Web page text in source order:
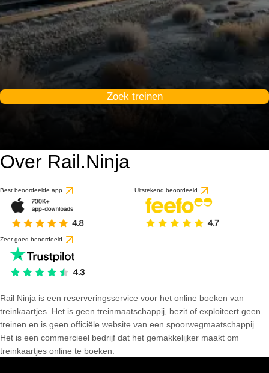
Zoek treinen
Over Rail.Ninja
Best beoordeelde app Uitstekend beoordeeld
Zeer goed beoordeeld
Rail Ninja is een reserveringsservice voor het online boeken van
treinkaartjes. Het is geen treinmaatschappij, bezit of exploiteert geen
treinen en is geen officiële website van een spoorwegmaatschappij.
Het is een commercieel bedrijf dat het gemakkelijker maakt om
treinkaartjes online te boeken.